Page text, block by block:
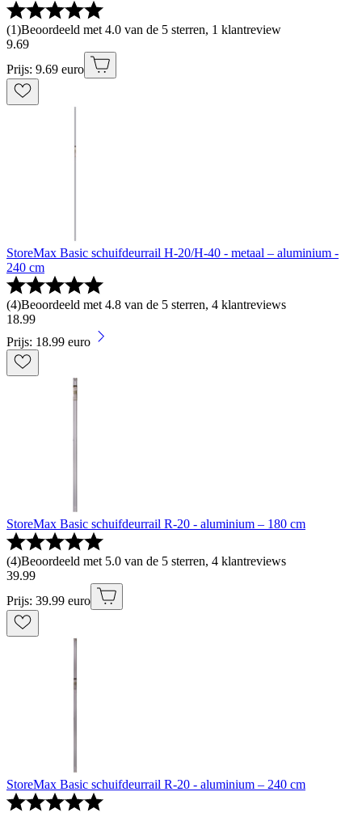
(1)Beoordeeld met 4.0 van de 5 sterren, 1 klantreview
9.69
Prijs: 9.69 euro
StoreMax Basic schuifdeurrail H-20/H-40 - metaal – aluminium -
240 cm
(4)Beoordeeld met 4.8 van de 5 sterren, 4 klantreviews
18.99
Prijs: 18.99 euro
StoreMax Basic schuifdeurrail R-20 - aluminium – 180 cm
(4)Beoordeeld met 5.0 van de 5 sterren, 4 klantreviews
39.99
Prijs: 39.99 euro
StoreMax Basic schuifdeurrail R-20 - aluminium – 240 cm